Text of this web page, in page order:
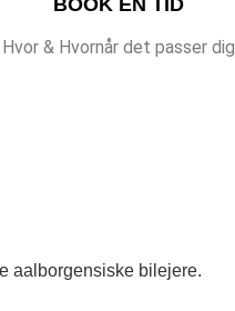
BOOK EN TID
Hvor & Hvornår det passer dig
aalborgensiske bilejere.